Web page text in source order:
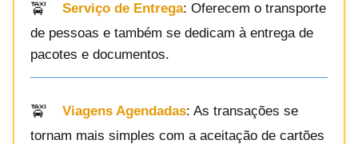
Serviço de Entrega: Oferecem o transporte
de pessoas e também se dedicam à entrega de
pacotes e documentos.
Viagens Agendadas: As transações se
tornam mais simples com a aceitação de cartões